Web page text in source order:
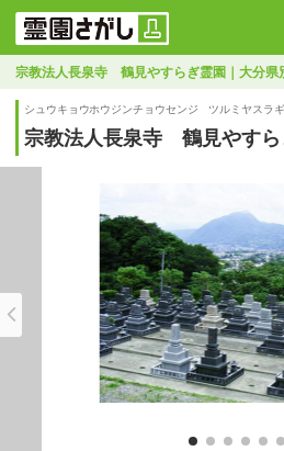
宗教法人長泉寺 鶴見やすらぎ霊園｜大分県
シュウキョウホウジンチョウセンジ ツルミヤスラ
宗教法人長泉寺 鶴見やすら